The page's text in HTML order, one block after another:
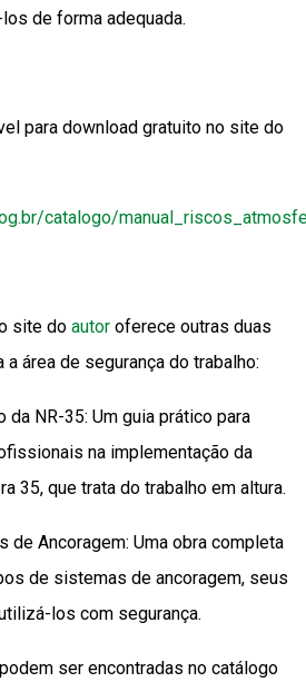
de forma adequada.
para download gratuito no site do
catalogo/
site do autor oferece outras duas
área de segurança do trabalho:
da NR-35: Um guia prático para
na implementação da
35, que trata do trabalho em altura.
de Ancoragem: Uma obra completa
de sistemas de ancoragem, seus
los com segurança.
ser encontradas no catálogo